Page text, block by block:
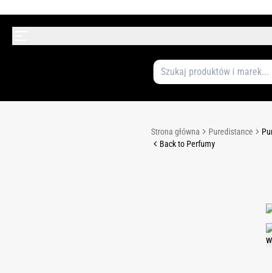
Strona główna Puredistance
Back to Perfumy